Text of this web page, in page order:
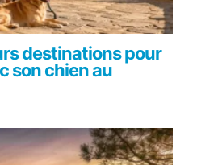
destinations pour
son chien au